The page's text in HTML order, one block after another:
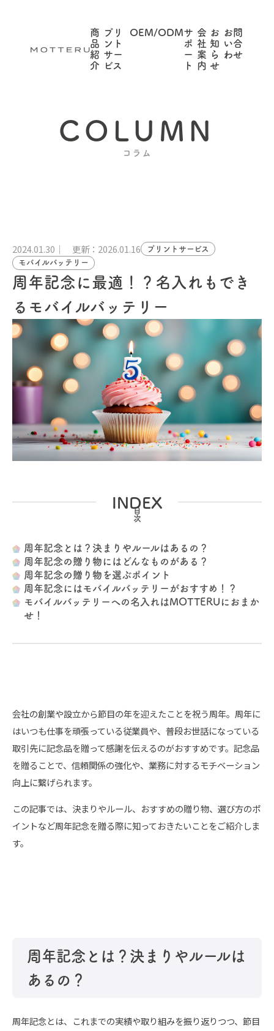
商
品
紹
介
プリ
ント
サー
ビス
OEM/ODMサ
ポ
ー
ト
会
社
案
内
お
知
ら
せ
お問
い合
わせ
COLUMN
コラム
2024.01.30 更新：2026.01.16
プリントサービス
モバイルバッテリー
周年記念に最適！？名入れもでき
るモバイルバッテリー
INDEX
周年記念とは？決まりやルールはあるの？
周年記念の贈り物にはどんなものがある？
周年記念の贈り物を選ぶポイント
周年記念にはモバイルバッテリーがおすすめ！？
モバイルバッテリーへの名入れはMOTTERUにおまか
せ！
会社の創業や設立から節目の年を迎えたことを祝う周年。周年に
はいつも仕事を頑張っている従業員や、普段お世話になっている
取引先に記念品を贈って感謝を伝えるのがおすすめです。記念品
を贈ることで、信頼関係の強化や、業務に対するモチベーション
向上に繋げられます。
この記事では、決まりやルール、おすすめの贈り物、選び方のポ
イントなど周年記念を贈る際に知っておきたいことをご紹介しま
す。
周年記念とは？決まりやルールは
あるの？
周年記念とは、これまでの実績や取り組みを振り返りつつ、節目